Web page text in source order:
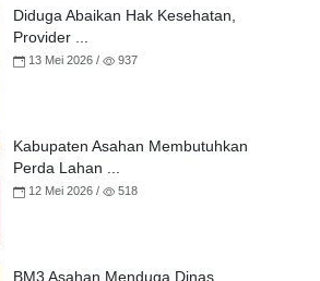
Diduga Abaikan Hak Kesehatan,
Provider ...
13 Mei 2026 / 937
Kabupaten Asahan Membutuhkan
Perda Lahan ...
12 Mei 2026 / 518
BM3 Asahan Menduga Dinas